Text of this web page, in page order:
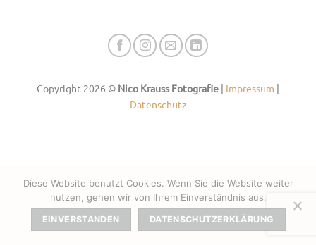
Copyright 2026 © Nico Krauss Fotografie | Impressum |
Datenschutz
Diese Website benutzt Cookies. Wenn Sie die Website weiter
nutzen, gehen wir von Ihrem Einverständnis aus.
EINVERSTANDEN DATENSCHUTZERKLÄRUNG